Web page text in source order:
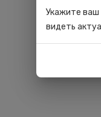
Укажите ваш
видеть